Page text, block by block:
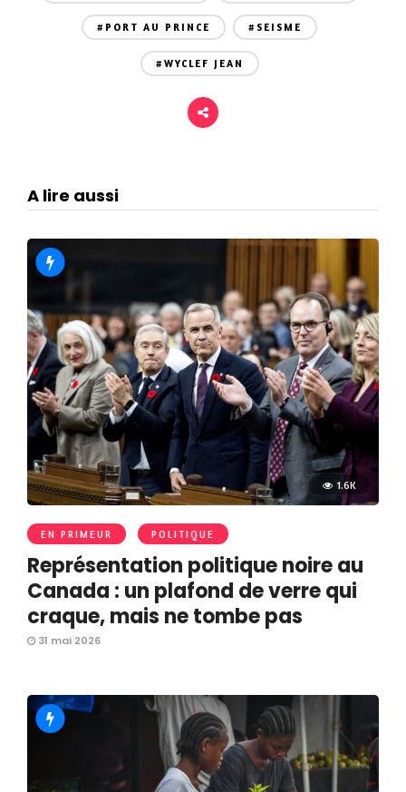
#PORT AU PRINCE #SEISME
#WYCLEF JEAN
A lire aussi
1.6K
EN PRIMEUR POLITIQUE
Représentation politique noire au
Canada : un plafond de verre qui
craque, mais ne tombe pas
31 mai 2026